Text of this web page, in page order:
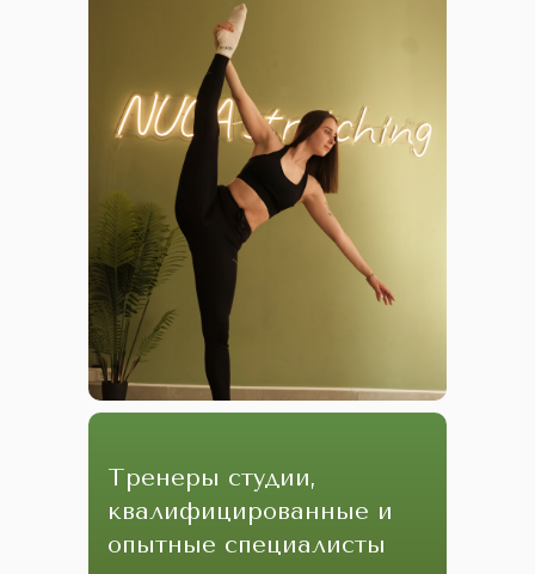
Тренеры студии,
квалифицированные и
опытные специалисты